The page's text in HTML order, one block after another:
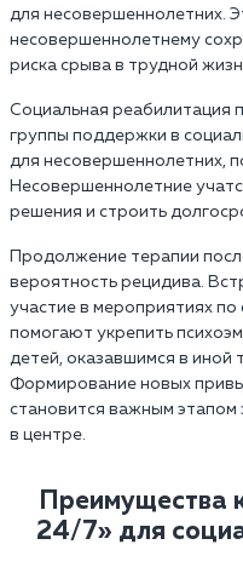
для несовершеннолетних.
несовершеннолетнему
риска срыва в трудной
Социальная реабилитация
группы поддержки в
для несовершеннолетних,
Несовершеннолетние
решения и строить
Продолжение терапии
вероятность рецидива.
участие в мероприятиях
помогают укрепить
детей, оказавшимся в иной
Формирование новых
становится важным этапом
в центре.
Преимущества
24/7»‎ для